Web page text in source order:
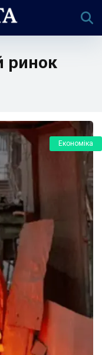
ринок
Економіка